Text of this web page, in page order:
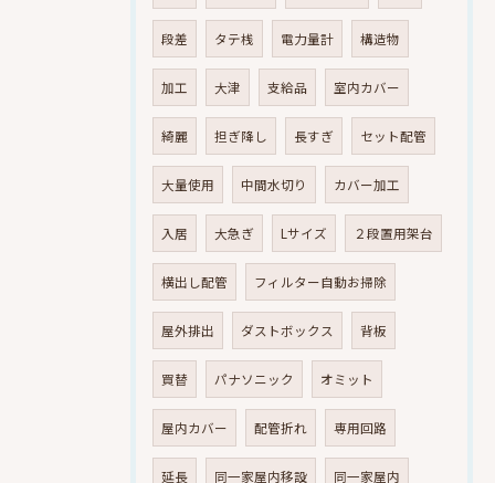
段差 タテ桟 電力量計 構造物
加工 大津 支給品 室内カバー
綺麗 担ぎ降し 長すぎ セット配管
大量使用 中間水切り カバー加工
入居 大急ぎ Lサイズ ２段置用架台
横出し配管 フィルター自動お掃除
屋外排出 ダストボックス 背板
買替 パナソニック オミット
屋内カバー 配管折れ 専用回路
延長 同一家屋内移設 同一家屋内